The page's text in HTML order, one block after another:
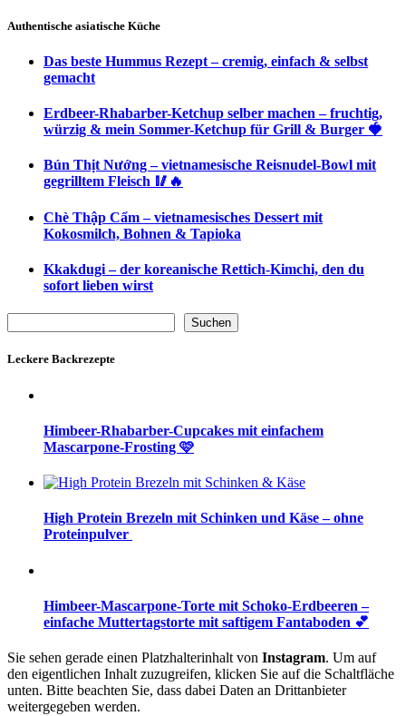
Authentische asiatische Küche
Das beste Hummus Rezept – cremig, einfach & selbst
gemacht
Erdbeer-Rhabarber-Ketchup selber machen – fruchtig,
würzig & mein Sommer-Ketchup für Grill & Burger 🍓
Bún Thịt Nướng – vietnamesische Reisnudel-Bowl mit
gegrilltem Fleisch 🥢🔥
Chè Thập Cẩm – vietnamesisches Dessert mit
Kokosmilch, Bohnen & Tapioka
Kkakdugi – der koreanische Rettich-Kimchi, den du
sofort lieben wirst
Suchen
Leckere Backrezepte
Himbeer-Rhabarber-Cupcakes mit einfachem
Mascarpone-Frosting 🩷
High Protein Brezeln mit Schinken und Käse – ohne
Proteinpulver
Himbeer-Mascarpone-Torte mit Schoko-Erdbeeren –
einfache Muttertagstorte mit saftigem Fantaboden 💕
Sie sehen gerade einen Platzhalterinhalt von Instagram. Um auf
den eigentlichen Inhalt zuzugreifen, klicken Sie auf die Schaltfläche
unten. Bitte beachten Sie, dass dabei Daten an Drittanbieter
weitergegeben werden.